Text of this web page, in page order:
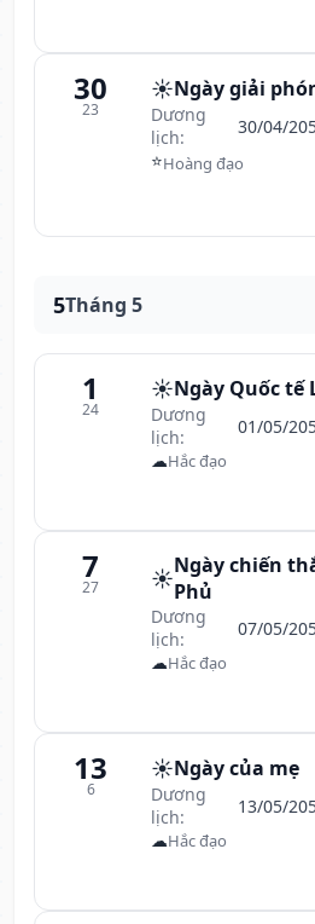
30
23
☀️Ngày giải
Dương
lịch:
30/04/
⭐Hoàng đạo
5Tháng 5
1
24
☀️Ngày Quốc tế
Dương
lịch:
01/05/
☁Hắc đạo
7
27 ☀️Ngày chiến
Phủ
Dương
lịch:
07/05/
☁Hắc đạo
13
6
☀️Ngày của mẹ
Dương
lịch:
13/05/
☁Hắc đạo